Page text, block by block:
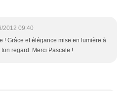
2012 09:40
! Grâce et élégance mise en lumière à
regard. Merci Pascale !